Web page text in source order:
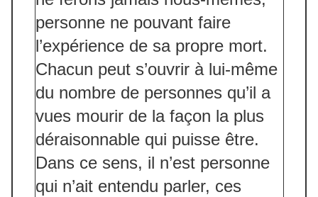
personne ne pouvant faire
l’expérience de sa propre mort.
Chacun peut s’ouvrir à lui-même
du nombre de personnes qu’il a
vues mourir de la façon la plus
déraisonnable qui puisse être.
Dans ce sens, il n’est personne
qui n’ait entendu parler, ces